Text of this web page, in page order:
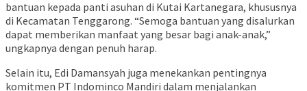
bantuan kepada panti asuhan di Kutai Kartanegara, khususnya
di Kecamatan Tenggarong. “Semoga bantuan yang disalurkan
dapat memberikan manfaat yang besar bagi anak-anak,”
ungkapnya dengan penuh harap.
Selain itu, Edi Damansyah juga menekankan pentingnya
komitmen PT Indominco Mandiri dalam menjalankan